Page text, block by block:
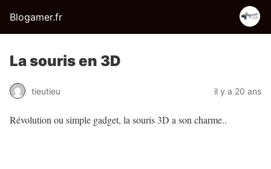
Blogamer.fr
La souris en 3D
tieutieu il y a 20 ans
Révolution ou simple gadget, la souris 3D a son charme..